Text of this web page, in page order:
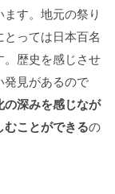
す。地元の祭り
っては日本百名
歴史を感じさせ
発見があるので
の深みを感じなが
ことができるの